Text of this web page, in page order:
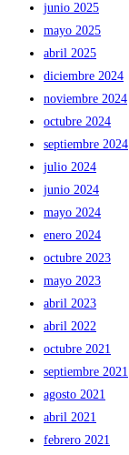
junio 2025
mayo 2025
abril 2025
diciembre 2024
noviembre 2024
octubre 2024
septiembre 2024
julio 2024
junio 2024
mayo 2024
enero 2024
octubre 2023
mayo 2023
abril 2023
abril 2022
octubre 2021
septiembre 2021
agosto 2021
abril 2021
febrero 2021